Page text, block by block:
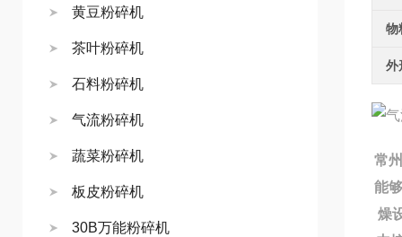
黄豆粉碎机
茶叶粉碎机
石料粉碎机
气流粉碎机
蔬菜粉碎机
板皮粉碎机
30B万能粉碎机
物
外
常
能
燥